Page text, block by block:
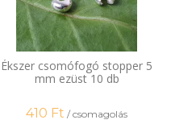
Ékszer csomófogó stopper 5
mm ezüst 10 db
410 Ft / csomagolás